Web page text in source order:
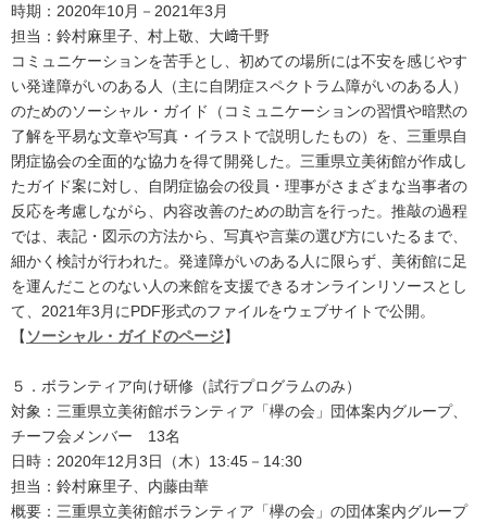
時期：2020年10月－2021年3月
担当：鈴村麻里子、村上敬、大﨑千野
コミュニケーションを苦手とし、初めての場所には不安を感じやす
い発達障がいのある人（主に自閉症スペクトラム障がいのある人）
のためのソーシャル・ガイド（コミュニケーションの習慣や暗黙の
了解を平易な文章や写真・イラストで説明したもの）を、三重県自
閉症協会の全面的な協力を得て開発した。三重県立美術館が作成し
たガイド案に対し、自閉症協会の役員・理事がさまざまな当事者の
反応を考慮しながら、内容改善のための助言を行った。推敲の過程
では、表記・図示の方法から、写真や言葉の選び方にいたるまで、
細かく検討が行われた。発達障がいのある人に限らず、美術館に足
を運んだことのない人の来館を支援できるオンラインリソースとし
て、2021年3月にPDF形式のファイルをウェブサイトで公開。
【 ソーシャル・ガイドのページ】
５．ボランティア向け研修（試行プログラムのみ）
対象：三重県立美術館ボランティア「欅の会」団体案内グループ、
チーフ会メンバー 13名
日時：2020年12月3日（木）13:45－14:30
担当：鈴村麻里子、内藤由華
概要：三重県立美術館ボランティア「欅の会」の団体案内グループ